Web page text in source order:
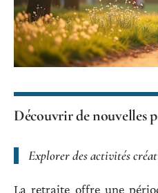
Découvrir de nouvelles
Explorer des activités
La retraite offre une